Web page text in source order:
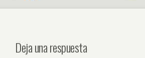
Deja una respuesta